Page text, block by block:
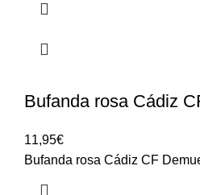
Bufanda rosa Cádiz
11,95€
Bufanda rosa Cádiz CF